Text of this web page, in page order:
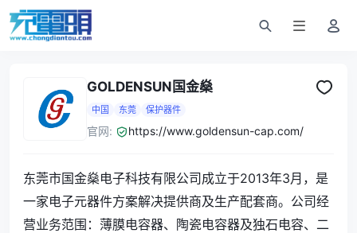
GOLDENSUN国金燊
中国 东莞 保护器件
官网: https://www.goldensun-cap.com/
东莞市国金燊电子科技有限公司成立于2013年3月，是
一家电子元器件方案解决提供商及生产配套商。公司经
营业务范围：薄膜电容器、陶瓷电容器及独石电容、二